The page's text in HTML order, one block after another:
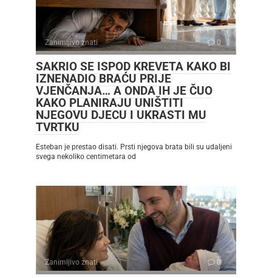
Zanimljivo znati 0
SAKRIO SE ISPOD KREVETA KAKO BI
IZNENADIO BRAĆU PRIJE
VJENČANJA… A ONDA IH JE ČUO
KAKO PLANIRAJU UNIŠTITI
NJEGOVU DJECU I UKRASTI MU
TVRTKU
Esteban je prestao disati. Prsti njegova brata bili su udaljeni
svega nekoliko centimetara od
Zanimljivo znati 0